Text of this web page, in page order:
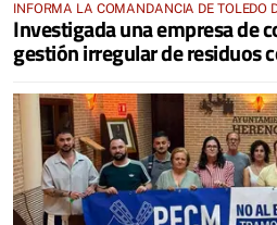
INFORMA LA COMANDANCIA DE TOLEDO
Investigada una empresa de
gestión irregular de residuos